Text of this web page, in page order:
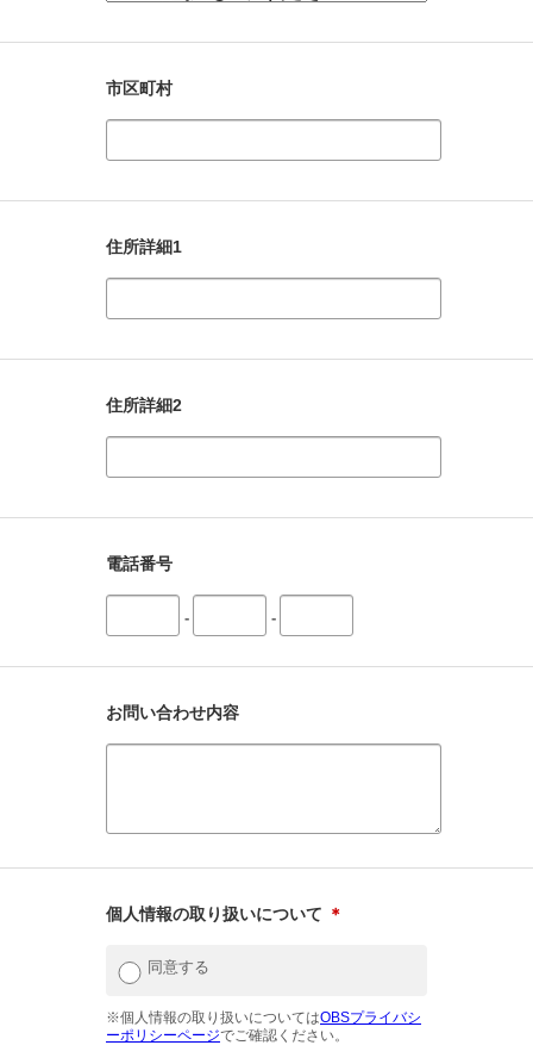
市区町村
住所詳細1
住所詳細2
電話番号
- -
お問い合わせ内容
個人情報の取り扱いについて ＊
同意する
※個人情報の取り扱いについてはOBSプライバシ
ーポリシーページでご確認ください。